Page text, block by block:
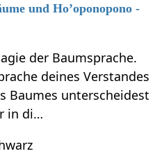
und Ho’oponopono -
der Baumsprache.
deines Verstandes
Baumes unterscheidest
in di…